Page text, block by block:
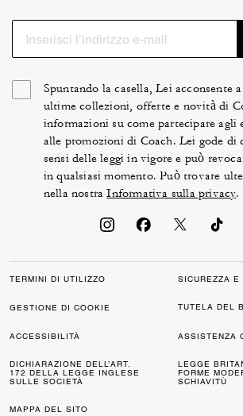
Spuntando la casella, Lei acconsente
ultime collezioni, offerte e novità di
informazioni su come partecipare agli
alle promozioni di Coach. Lei gode
sensi delle leggi in vigore e può
in qualsiasi momento. Può trovare
nella nostraInformativa sulla privacy.
TERMINI DI UTILIZZO SICUREZZA E
GESTIONE DI COOKIE TUTELA DEL
ACCESSIBILITÀ ASSISTENZA
DICHIARAZIONE DELL’ART.
172 DELLA LEGGE INGLESE
SULLE SOCIETÀ
LEGGE
FORME
SCHIAVITÙ
MAPPA DEL SITO